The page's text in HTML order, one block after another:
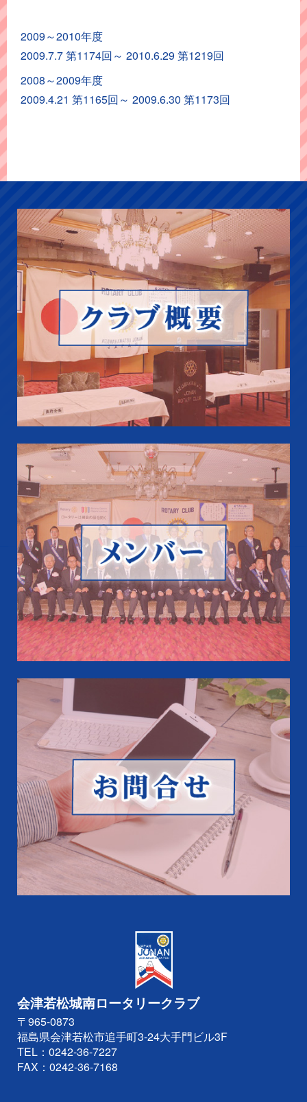
ア
ー
カ
イ
2009～2010年度
2009.7.7 第1174回～ 2010.6.29 第1219回
2008～2009年度
2009.4.21 第1165回～ 2009.6.30 第1173回
会津若松城南ロータリークラブ
〒965-0873
福島県会津若松市追手町3-24大手門ビル3F
TEL： 0242-36-7227
FAX：0242-36-7168